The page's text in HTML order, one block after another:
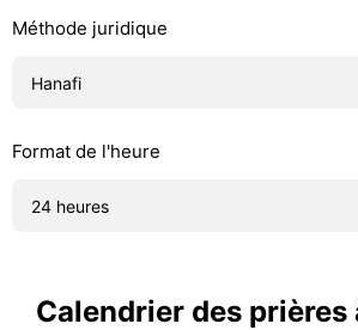
Méthode juridique
Format de l'heure
Calendrier des prières